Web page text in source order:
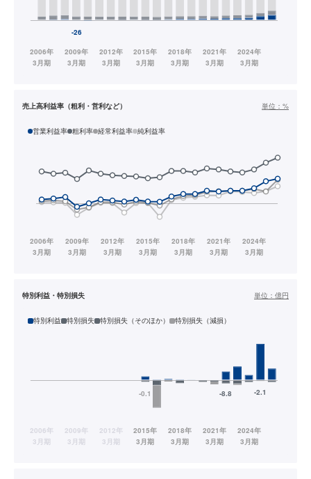
売上高利益率（粗利・営利など） 単位： %
営業利益率 粗利率 経常利益率 純利益率
特別利益・特別損失 単位： 億円
特別利益 特別損失 特別損失（そのほか） 特別損失（減損）